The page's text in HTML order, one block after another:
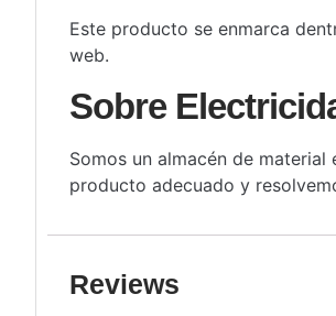
Este producto se enmarca
web.
Sobre
Somos un almacén de
producto adecuado y
Reviews